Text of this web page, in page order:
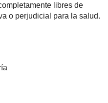
libres de
o perjudicial para la salud.